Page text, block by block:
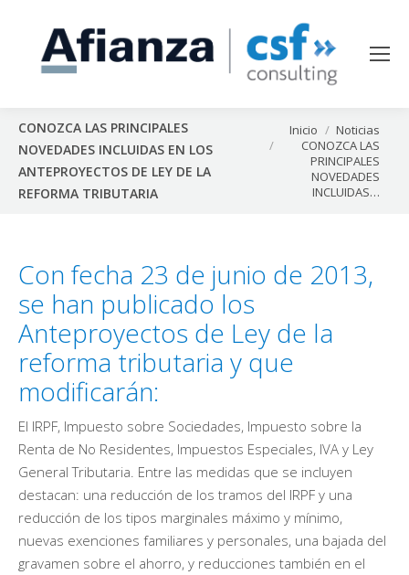
CONOZCA LAS PRINCIPALES
NOVEDADES INCLUIDAS EN LOS
ANTEPROYECTOS DE LEY DE LA
REFORMA TRIBUTARIA
Estás aquí:
Inicio
Noticias
CONOZCA LAS
PRINCIPALES
NOVEDADES
INCLUIDAS…
Con fecha 23 de junio de 2013,
se han publicado los
Anteproyectos de Ley de la
reforma tributaria y que
modificarán:
El IRPF, Impuesto sobre Sociedades, Impuesto sobre la
Renta de No Residentes, Impuestos Especiales, IVA y Ley
General Tributaria. Entre las medidas que se incluyen
destacan: una reducción de los tramos del IRPF y una
reducción de los tipos marginales máximo y mínimo,
nuevas exenciones familiares y personales, una bajada del
gravamen sobre el ahorro, y reducciones también en el